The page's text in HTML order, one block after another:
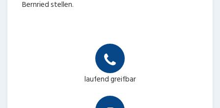
Bernried stellen.
laufend greifbar